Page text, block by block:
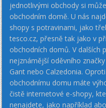
jednotlivými obchody si
obchodním domě. U nás
shopy s potravinami, jako
tesco.cz, přesně tak jako v
obchodních domů. V dalších
nejznámější oděvního
Gant nebo Calzedonia.
obchodnímu domu máte
čistě internetové e-shopy,
nenajdete, jako například